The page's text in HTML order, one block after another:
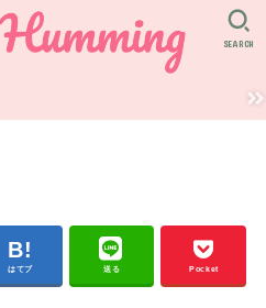
SEARCH
はてブ 送る Pocket